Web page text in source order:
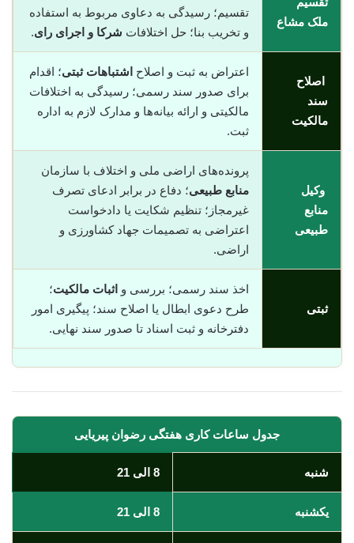
ملک مشاع
تقسیم؛ رسیدگی به دعاوی مربوط به استفاده
و تخریب بنا؛ حل اختلافات شرکا و اجرای رای.
اصلاح
سند
مالکیت
اعتراض به ثبت و اصلاح اشتباهات ثبتی؛ اقدام
برای صدور سند رسمی؛ رسیدگی به اختلافات
مالکیتی و ارائه بیانه‌ها و مدارک لازم به اداره
ثبت.
وکیل
منابع
طبیعی
پرونده‌های اراضی ملی و اختلاف با سازمان
منابع طبیعی؛ دفاع در برابر ادعای تصرف
غیرمجاز؛ تنظیم شکایت یا دادخواست
اعتراضی به تصمیمات جهاد کشاورزی و
اراضی.
ثبتی
اخذ سند رسمی؛ بررسی و اثبات مالکیت؛
طرح دعوی ابطال یا اصلاح سند؛ پیگیری امور
دفترخانه و ثبت اسناد تا صدور سند نهایی.
جدول ساعات کاری هفتگی رضوان پیریایی
شنبه 8 الی 21
یکشنبه 8 الی 21